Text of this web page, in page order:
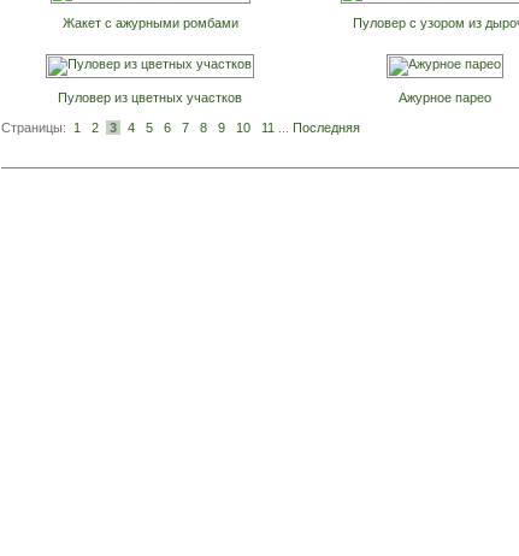
Жакет с ажурными ромбами Пуловер с узором из
Пуловер из цветных участков Ажурное парео
Страницы: 1 2 3 4 5 6 7 8 9 10 11 Последняя